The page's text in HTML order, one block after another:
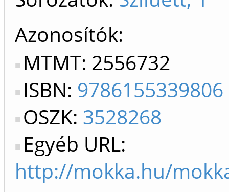
Azonosítók
MTMT: 2556732
ISBN: 9786155339806
OSZK: 3528268
Egyéb URL:
http://mokka.hu/